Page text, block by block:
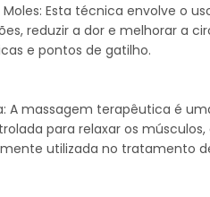
Esta técnica envolve o
reduzir a dor e melhorar a
e pontos de gatilho.
A massagem terapêutica é
para relaxar os
utilizada no tratamento